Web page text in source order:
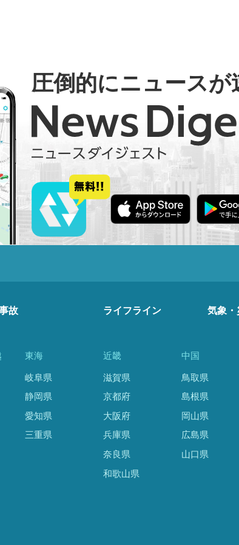
圧倒的にニュースが
故 ライフライン 気象・
東海
岐阜県
静岡県
愛知県
三重県
近畿
滋賀県
京都府
大阪府
兵庫県
奈良県
和歌山県
中国
鳥取県
島根県
岡山県
広島県
山口県